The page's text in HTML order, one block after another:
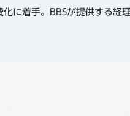
に着手。BBSが提供する経